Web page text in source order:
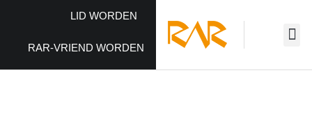
LID WORDEN
RAR-VRIEND WORDEN